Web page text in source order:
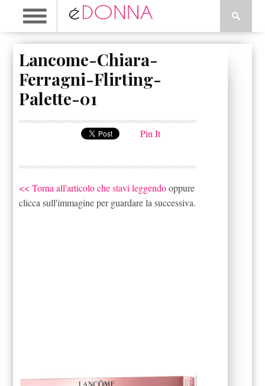
Lancome-Chiara-
Ferragni-Flirting-
Palette-01
Pin It
<< Torna all'articolo che stavi leggendooppure
clicca sull'immagine per guardare la successiva.